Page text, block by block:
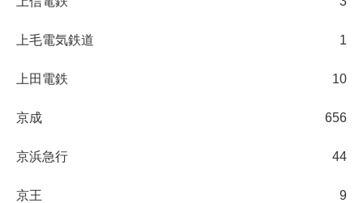
上毛電気鉄道 1
上田電鉄 10
京成 656
京浜急行 44
京王 9